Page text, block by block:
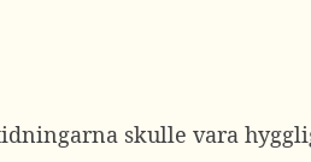
skulle vara